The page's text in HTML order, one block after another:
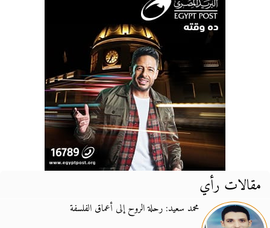
مقالات رأي
محمد سعيد: رحلة الروح إلى أعماق الفلسفة